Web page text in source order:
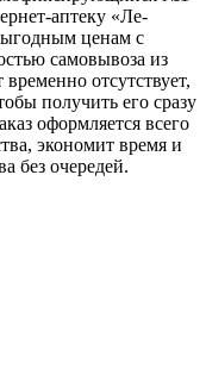
аптеку «Ле-
ценам с
самовывоза из
отсутствует,
получить его сразу
оформляется всего
экономит время и
без очередей.